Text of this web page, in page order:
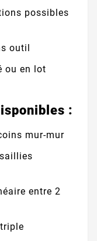
possibles
outil
ou en lot
:
mur-mur
entre 2